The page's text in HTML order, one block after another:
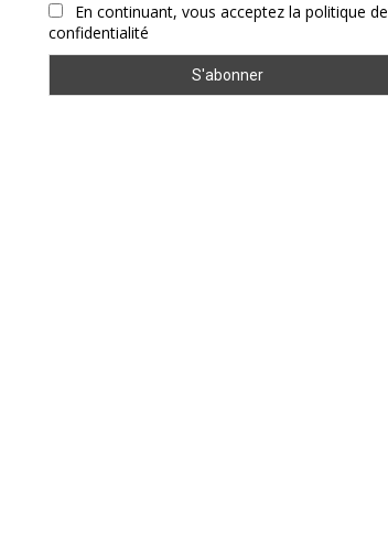
En continuant, vous acceptez la politique de
confidentialité